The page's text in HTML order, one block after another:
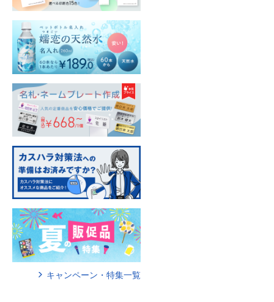
キャンペーン・特集一覧